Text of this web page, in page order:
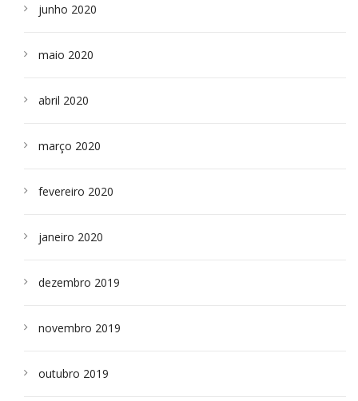
junho 2020
maio 2020
abril 2020
março 2020
fevereiro 2020
janeiro 2020
dezembro 2019
novembro 2019
outubro 2019